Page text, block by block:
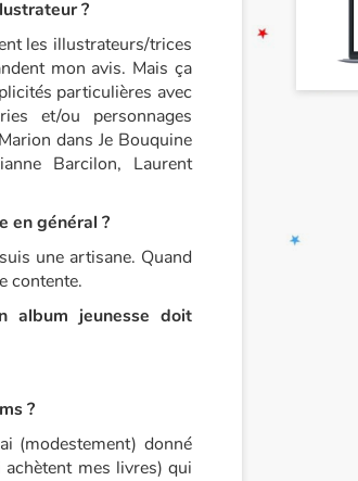
?
les illustrateurs/trices
mon avis. Mais ça
particulières avec
et/ou personnages
dans Je Bouquine
Barcilon, Laurent
en général ?
une artisane. Quand
contente.
album jeunesse doit
?
(modestement) donné
mes livres) qui